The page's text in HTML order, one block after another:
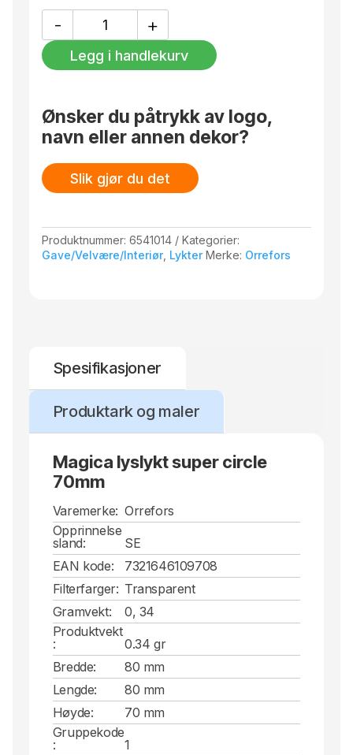
-
lyslykt
super
circle
+
Legg i handlekurv
Ønsker du påtrykk av logo,
navn eller annen dekor?
Slik gjør du det
Produktnummer:6541014
Kategorier:
Gave/Velvære/Interiør, Lykter Merke: Orrefors
Spesifikasjoner
Produktark og maler
Magica lyslykt super circle
70mm
Varemerke: Orrefors
Opprinnelse
sland:
SE
EAN kode:
7321646109708
Filterfarger: Transparent
Gramvekt:
0, 34
Produktvekt
:
0.34 gr
Bredde:
80 mm
Lengde:
80 mm
Høyde:
70 mm
Gruppekode
:
1